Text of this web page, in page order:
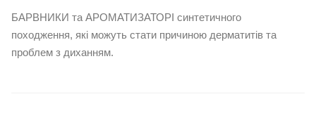
БАРВНИКИ та АРОМАТИЗАТОРІ синтетичного
походження, які можуть стати причиною дерматитів та
проблем з диханням.